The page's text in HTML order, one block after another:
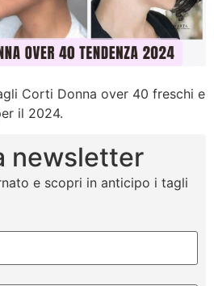
Corti Donna over 40 freschi e
il 2024.
newsletter
e scopri in anticipo i tagli